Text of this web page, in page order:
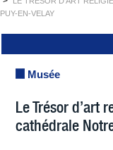
PUY-EN-VELAY
Musée
Le Trésor d’art
cathédrale